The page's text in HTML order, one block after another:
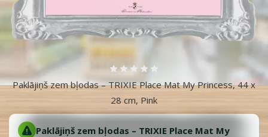
Paklājiņš zem bļodas – TRIXIE Place Mat My Princess, 44 x
28 cm, Pink
Atsauksmes 0%
Paklājiņš zem bļodas – TRIXIE Place Mat My